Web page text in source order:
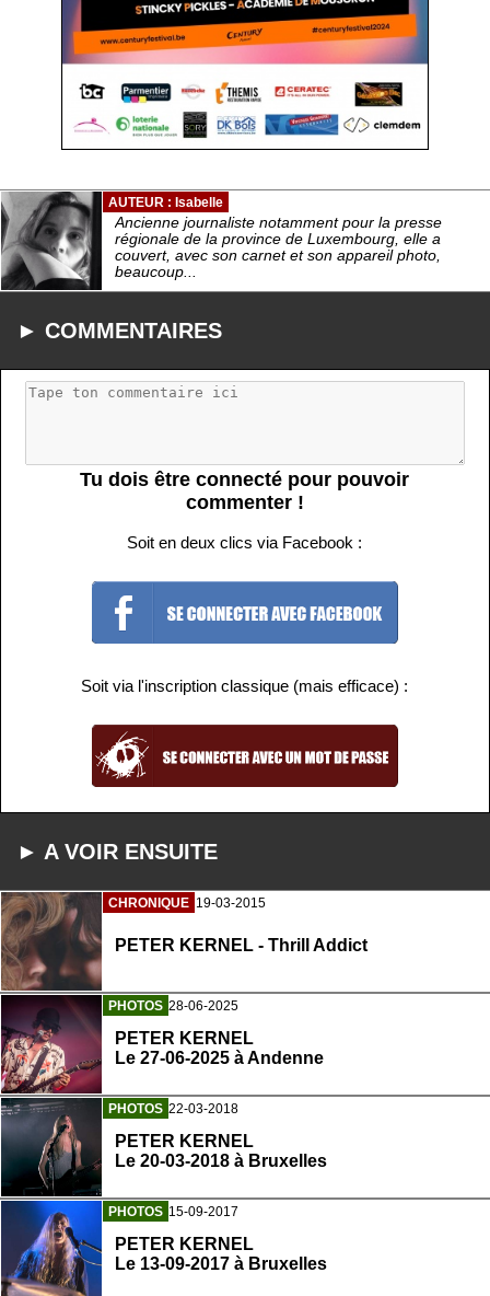
AUTEUR : Isabelle
Ancienne journaliste notamment pour la presse
régionale de la province de Luxembourg, elle a
couvert, avec son carnet et son appareil photo,
beaucoup...
► COMMENTAIRES
Tu dois être connecté pour pouvoir
commenter !
Soit en deux clics via Facebook :
Soit via l'inscription classique (mais efficace) :
► A VOIR ENSUITE
CHRONIQUE 19-03-2015
PETER KERNEL - Thrill Addict
PHOTOS 28-06-2025
PETER KERNEL
Le 27-06-2025 à Andenne
PHOTOS 22-03-2018
PETER KERNEL
Le 20-03-2018 à Bruxelles
PHOTOS 15-09-2017
PETER KERNEL
Le 13-09-2017 à Bruxelles